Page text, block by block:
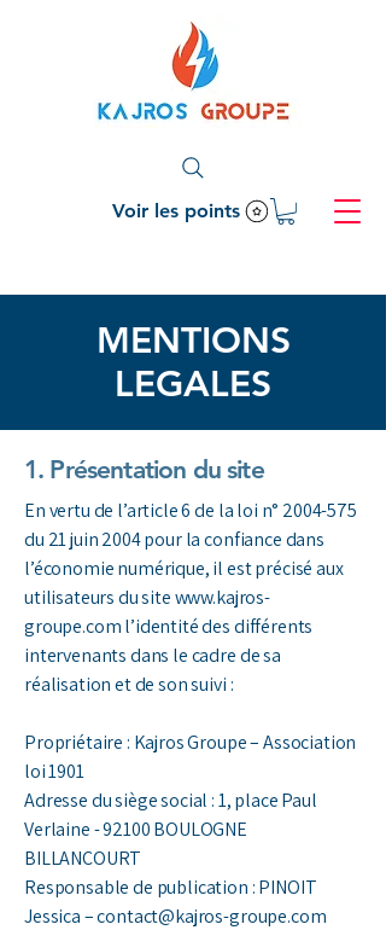
Voir les points
MENTIONS
LEGALES
1. Présentation du site
En vertu de l’article 6 de la loi n° 2004-575
du 21 juin 2004 pour la confiance dans
l’économie numérique, il est précisé aux
utilisateurs du sitewww.kajros-
groupe.coml’identité des différents
intervenants dans le cadre de sa
réalisation et de son suivi :
Propriétaire : Kajros Groupe – Association
loi 1901
Adresse du siège social : 1, place Paul
Verlaine - 92100 BOULOGNE
BILLANCOURT
Responsable de publication : PINOIT
Jessica – contact@kajros-groupe.com